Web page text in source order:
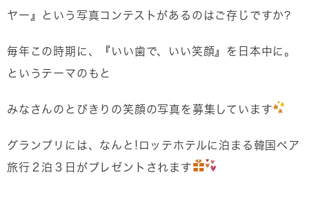
ヤー』という写真コンテストがあるのはご存じですか?
毎年この時期に、『いい歯で、いい笑顔』を日本中に。
というテーマのもと
みなさんのとびきりの笑顔の写真を募集しています
グランプリには、なんと!ロッテホテルに泊まる韓国ペア
旅行２泊３日がプレゼントされます